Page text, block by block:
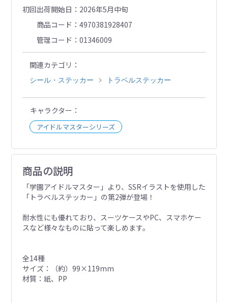
初回出荷開始日
2026年5月中旬
商品コード
4970381928407
管理コード
01346009
関連カテゴリ
シール・ステッカー トラベルステッカー
キャラクター
アイドルマスターシリーズ
商品の説明
「学園アイドルマスター」より、SSRイラストを使用した
「トラベルステッカー」の第2弾が登場！
耐水性にも優れており、スーツケースやPC、スマホケー
スなど様々なものに貼って楽しめます。
全14種
サイズ：（約）99×119mm
材質：紙、PP